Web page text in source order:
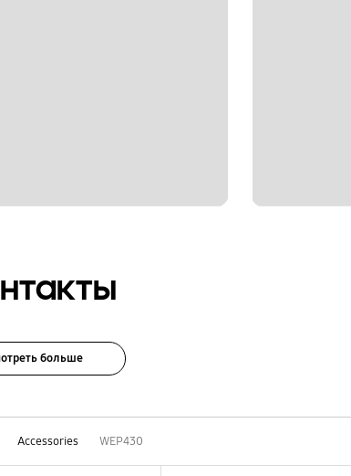
больше
Accessories WEP430